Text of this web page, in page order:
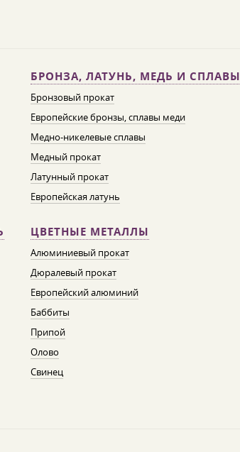
БРОНЗА, ЛАТУНЬ, МЕДЬ И СПЛАВЫ
Бронзовый прокат
Европейские бронзы, сплавы меди
Медно-никелевые сплавы
Медный прокат
Латунный прокат
Европейская латунь
ЦВЕТНЫЕ МЕТАЛЛЫ
Алюминиевый прокат
Дюралевый прокат
Европейский алюминий
Баббиты
Припой
Олово
Свинец